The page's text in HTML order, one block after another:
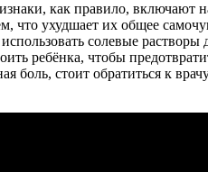
как правило, включают
что ухудшает их общее
солевые
ребёнка, чтобы
боль, стоит обратиться к